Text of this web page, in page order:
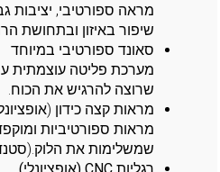
מראה ספורטיבי, יציבות
שיפור באיזון ובתחושת
סאונד ספורטיבי במיוחד
מערכת פליטה עוצמתית
שרוצה להרגיש את הכוח.
מראות קצה כידון
מראות ספורטיביות
שמשלימות את